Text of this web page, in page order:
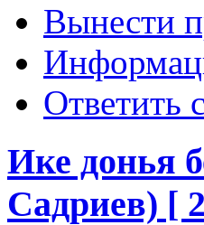
Вынести
Ответить
Ике донья
Садриев) [